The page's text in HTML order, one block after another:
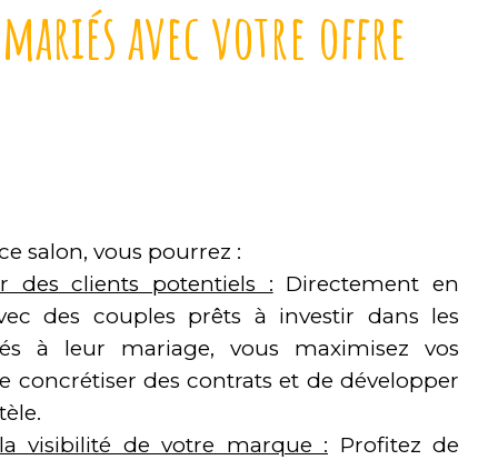
avec votre offre
salon, vous pourrez :
des clients potentiels : Directement en
des couples prêts à investir dans les
à leur mariage, vous maximisez vos
concrétiser des contrats et de développer
visibilité de votre marque : Profitez de